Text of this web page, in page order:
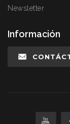
Newsletter
Información